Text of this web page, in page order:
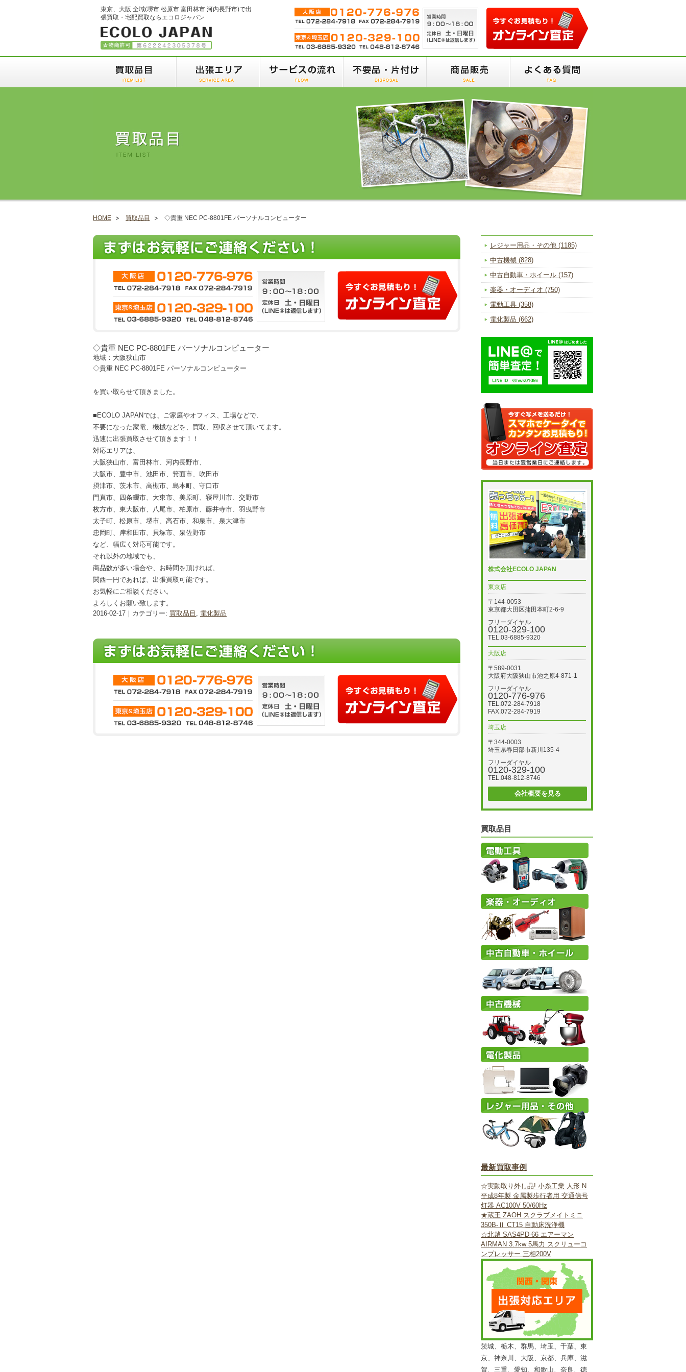
東京、大阪 全域(堺市 松原市 富田林市 河内長野市)で出
張買取・宅配買取ならエコロジャパン
HOME 買取品目 ◇貴重 NEC PC-8801FE パーソナルコンピューター
◇貴重 NEC PC-8801FE パーソナルコンピューター
地域：大阪狭山市
◇貴重 NEC PC-8801FE パーソナルコンピューター
を買い取らせて頂きました。
■ECOLO JAPANでは、ご家庭やオフィス、工場などで、
不要になった家電、機械などを、買取、回収させて頂いてます。
迅速に出張買取させて頂きます！！
対応エリアは、
大阪狭山市、富田林市、河内長野市、
大阪市、豊中市、池田市、箕面市、吹田市
摂津市、茨木市、高槻市、島本町、守口市
門真市、四条畷市、大東市、美原町、寝屋川市、交野市
枚方市、東大阪市、八尾市、柏原市、藤井寺市、羽曳野市
太子町、松原市、堺市、高石市、和泉市、泉大津市
忠岡町、岸和田市、貝塚市、泉佐野市
など、幅広く対応可能です。
それ以外の地域でも、
商品数が多い場合や、お時間を頂ければ、
関西一円であれば、出張買取可能です。
お気軽にご相談ください。
よろしくお願い致します。
2016-02-17｜カテゴリー: 買取品目 , 電化製品
レジャー用品・その他 (1185)
中古機械 (828)
中古自動車・ホイール (157)
楽器・オーディオ (750)
電動工具 (358)
電化製品 (662)
株式会社ECOLO JAPAN
東京店
〒144-0053
東京都大田区蒲田本町2-6-9
フリーダイヤル
0120-329-100
TEL.03-6885-9320
大阪店
〒589-0031
大阪府大阪狭山市池之原4-871-1
フリーダイヤル
0120-776-976
TEL.072-284-7918
FAX.072-284-7919
埼玉店
〒344-0003
埼玉県春日部市新川135-4
フリーダイヤル
0120-329-100
TEL.048-812-8746
会社概要を見る
買取品目
最新買取事例
☆実動取り外し品! 小糸工業 人形 N
平成8年製 金属製歩行者用 交通信号
灯器 AC100V 50/60Hz
★蔵王 ZAOH スクラブメイトミニ
350B-Ⅱ CT15 自動床洗浄機
☆北越 SAS4PD-66 エアーマン
AIRMAN 3.7kw 5馬力 スクリューコ
ンプレッサー 三相200V
茨城、栃木、群馬、埼玉、千葉、東
京、神奈川、大阪、京都、兵庫、滋
賀、三重、愛知、和歌山、奈良、徳